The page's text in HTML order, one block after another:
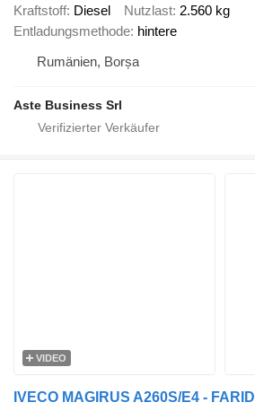
Kraftstoff Diesel Nutzlast 2.560 kg
Entladungsmethode hintere
Rumänien, Borșa
Aste Business Srl
VIDEO
IVECO MAGIRUS A260S/E4 -